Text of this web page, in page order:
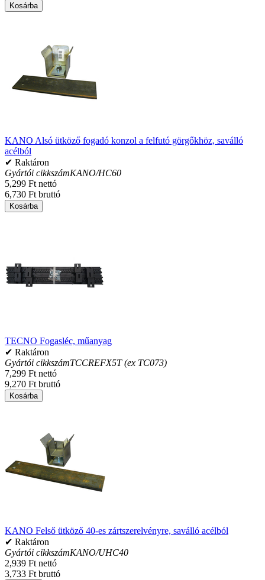
Kosárba
KANO Alsó ütköző fogadó konzol a felfutó görgőkhöz, saválló
acélból
✔ Raktáron
Gyártói cikkszámKANO/HC60
5,299 Ft nettó
6,730 Ft bruttó
Kosárba
TECNO Fogasléc, műanyag
✔ Raktáron
Gyártói cikkszámTCCREFX5T (ex TC073)
7,299 Ft nettó
9,270 Ft bruttó
Kosárba
KANO Felső ütköző 40-es zártszerelvényre, saválló acélból
✔ Raktáron
Gyártói cikkszámKANO/UHC40
2,939 Ft nettó
3,733 Ft bruttó